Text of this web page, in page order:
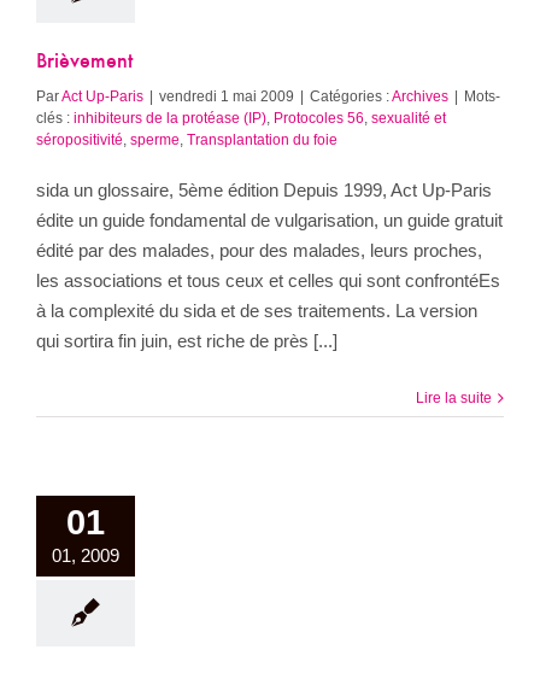
Brièvement
ParAct Up-Paris | vendredi 1 mai 2009 | Catégories :Archives | Mots-
clés : inhibiteurs de la protéase (IP) Protocoles 56 sexualité et
séropositivité sperme Transplantation du foie
sida un glossaire, 5ème édition Depuis 1999, Act Up-Paris
édite un guide fondamental de vulgarisation, un guide gratuit
édité par des malades, pour des malades, leurs proches,
les associations et tous ceux et celles qui sont confrontéEs
à la complexité du sida et de ses traitements. La version
qui sortira fin juin, est riche de près [...]
Lire la suite
01
01, 2009